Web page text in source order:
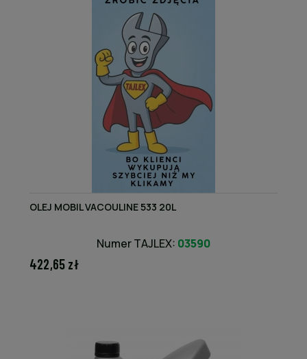
OLEJ MOBIL VACOULINE 533 20L
Numer TAJLEX: 03590
422,65 zł